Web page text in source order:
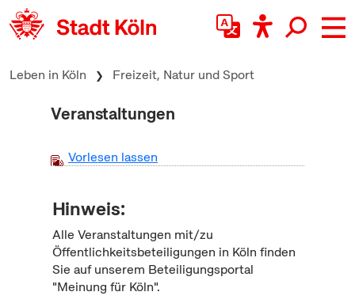
zum Inhalt springen
Leben in Köln Freizeit, Natur und Sport
Veranstaltungen
Vorlesen lassen
Hinweis:
Alle Veranstaltungen mit/zu
Öffentlichkeitsbeteiligungen in Köln finden
Sie auf unserem Beteiligungsportal
"Meinung für Köln".